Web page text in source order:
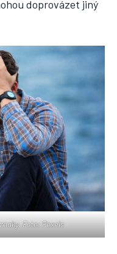
doprovázet jiný
Foto: Pexels